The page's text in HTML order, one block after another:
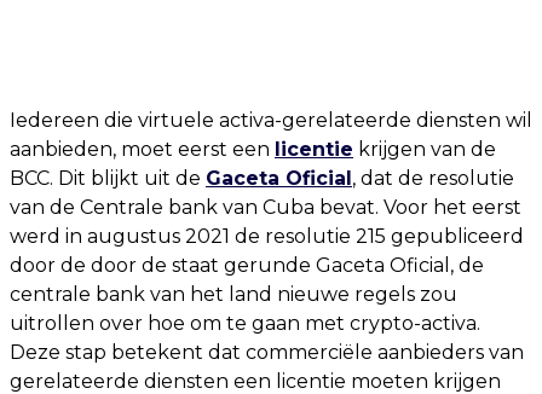
Iedereen die virtuele activa-gerelateerde diensten wil
aanbieden, moet eerst een licentie krijgen van de
BCC. Dit blijkt uit de Gaceta Oficial, dat de resolutie
van de Centrale bank van Cuba bevat. Voor het eerst
werd in augustus 2021 de resolutie 215 gepubliceerd
door de door de staat gerunde Gaceta Oficial, de
centrale bank van het land nieuwe regels zou
uitrollen over hoe om te gaan met crypto-activa.
Deze stap betekent dat commerciële aanbieders van
gerelateerde diensten een licentie moeten krijgen